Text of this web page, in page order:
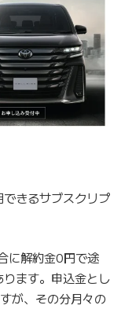
きるサブスクリプ
に解約金0円で途
ます。申込金とし
が、その分月々の